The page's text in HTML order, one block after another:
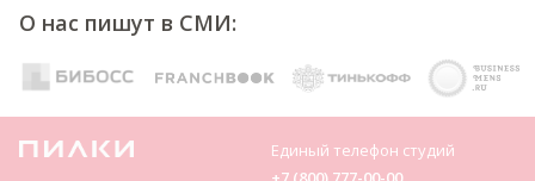
О нас пишут в СМИ:
Единый телефон студий